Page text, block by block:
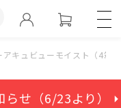
アキュビューモイスト（4箱
らせ（6/23より） ⏵